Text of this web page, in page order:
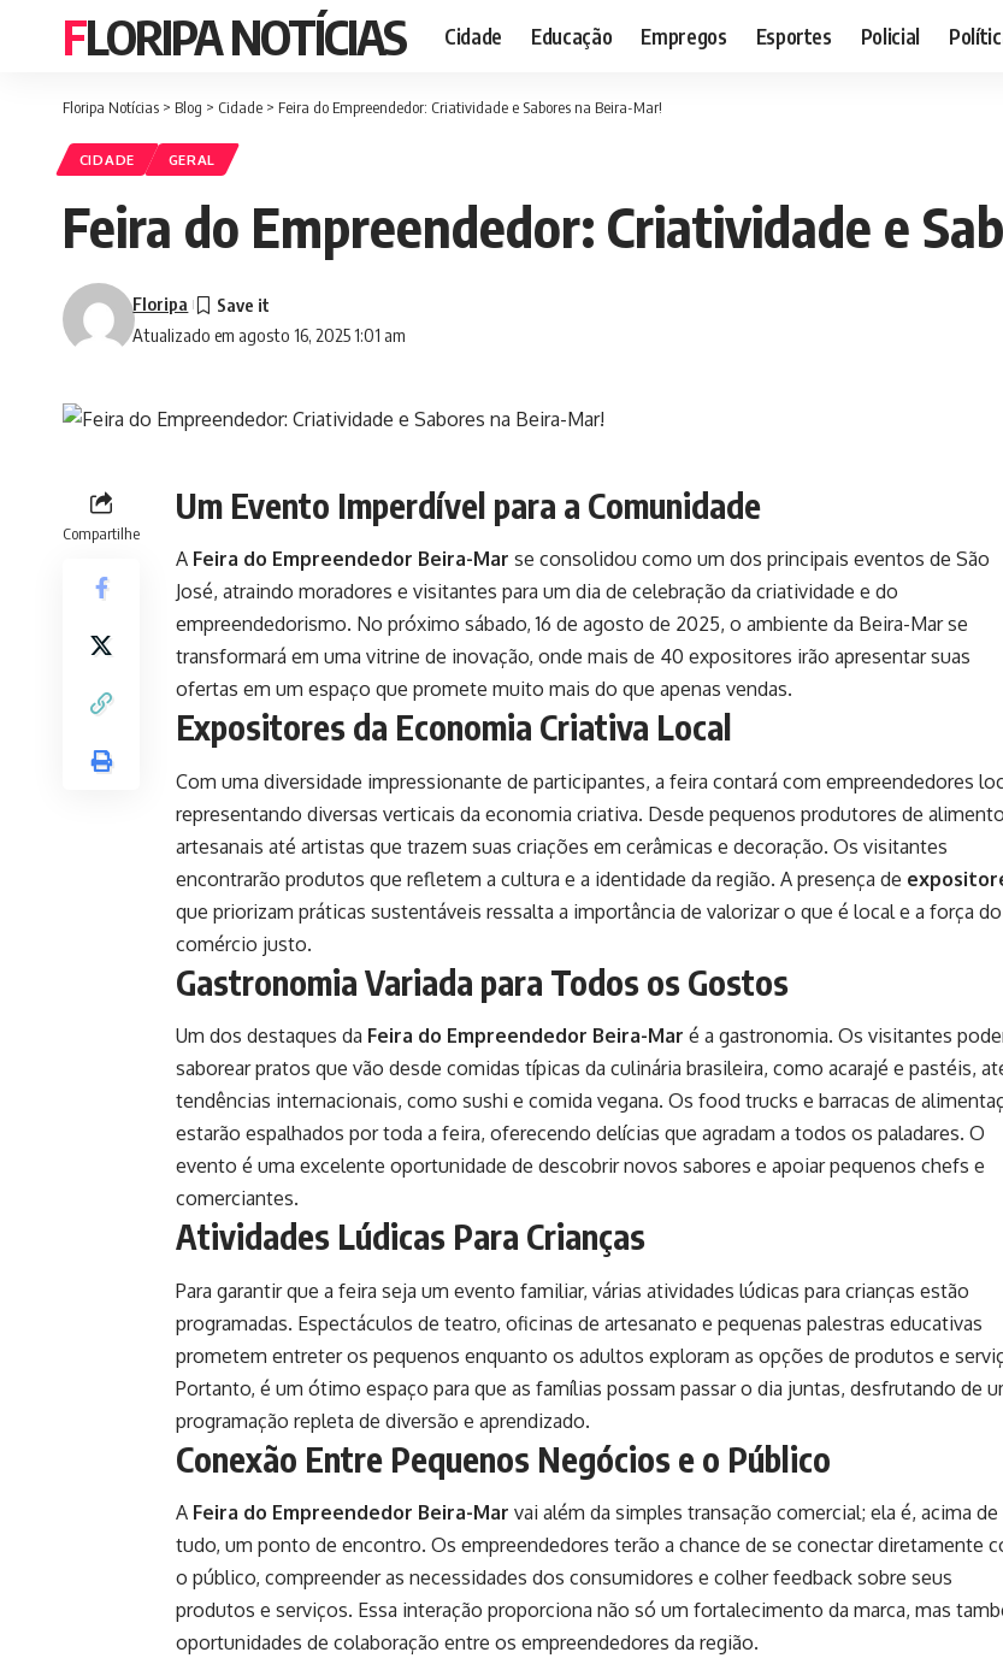
FLORIPA NOTÍCIAS Cidade Educação Empregos Esportes Policial
Floripa Notícias > Blog > Cidade > Feira do Empreendedor: Criatividade e Sabores na Beira-Mar!
CIDADE GERAL
Feira do Empreendedor: Criatividade e
Atualizado em agosto 16, 2025 1:01 am
Floripa
Compartilhe
Um Evento Imperdível para a Comunidade
A Feira do Empreendedor Beira-Mar se consolidou como um dos principais eventos de São
José, atraindo moradores e visitantes para um dia de celebração da criatividade e do
empreendedorismo. No próximo sábado, 16 de agosto de 2025, o ambiente da Beira-Mar se
transformará em uma vitrine de inovação, onde mais de 40 expositores irão apresentar suas
ofertas em um espaço que promete muito mais do que apenas vendas.
Expositores da Economia Criativa Local
Com uma diversidade impressionante de participantes, a feira contará com empreendedores
representando diversas verticais da economia criativa. Desde pequenos produtores de
artesanais até artistas que trazem suas criações em cerâmicas e decoração. Os visitantes
encontrarão produtos que refletem a cultura e a identidade da região. A presença de
que priorizam práticas sustentáveis ressalta a importância de valorizar o que é local e a força do
comércio justo.
Gastronomia Variada para Todos os Gostos
Um dos destaques da Feira do Empreendedor Beira-Mar é a gastronomia. Os visitantes
saborear pratos que vão desde comidas típicas da culinária brasileira, como acarajé e pastéis,
tendências internacionais, como sushi e comida vegana. Os food trucks e barracas de
estarão espalhados por toda a feira, oferecendo delícias que agradam a todos os paladares. O
evento é uma excelente oportunidade de descobrir novos sabores e apoiar pequenos chefs e
comerciantes.
Atividades Lúdicas Para Crianças
Para garantir que a feira seja um evento familiar, várias atividades lúdicas para crianças estão
programadas. Espectáculos de teatro, oficinas de artesanato e pequenas palestras educativas
prometem entreter os pequenos enquanto os adultos exploram as opções de produtos e
Portanto, é um ótimo espaço para que as famílias possam passar o dia juntas, desfrutando de
programação repleta de diversão e aprendizado.
Conexão Entre Pequenos Negócios e o Público
A Feira do Empreendedor Beira-Mar vai além da simples transação comercial; ela é, acima de
tudo, um ponto de encontro. Os empreendedores terão a chance de se conectar diretamente
o público, compreender as necessidades dos consumidores e colher feedback sobre seus
produtos e serviços. Essa interação proporciona não só um fortalecimento da marca, mas
oportunidades de colaboração entre os empreendedores da região.